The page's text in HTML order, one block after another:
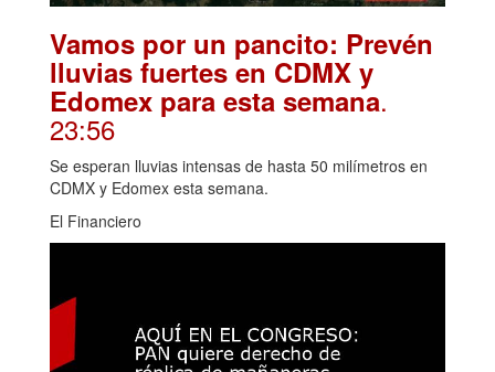
Vamos por un pancito: Prevén
lluvias fuertes en CDMX y
Edomex para esta semana.
23:56
Se esperan lluvias intensas de hasta 50 milímetros en
CDMX y Edomex esta semana.
El Financiero